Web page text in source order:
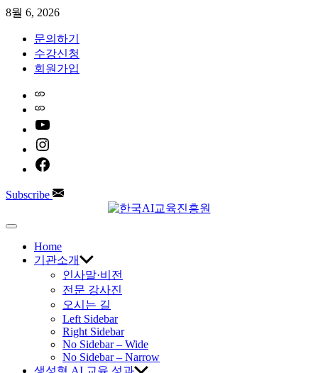
Skip
content
8월 6, 2026
문의하기
수강신청
회원가입
Subscribe
한
국
Off
CanvasHome
기관소개
인사말·비전
전문 강사진
오시는 길
Left Sidebar
Right Sidebar
No Sidebar – Wide
No Sidebar – Narrow
생성형 AI 교육 성과